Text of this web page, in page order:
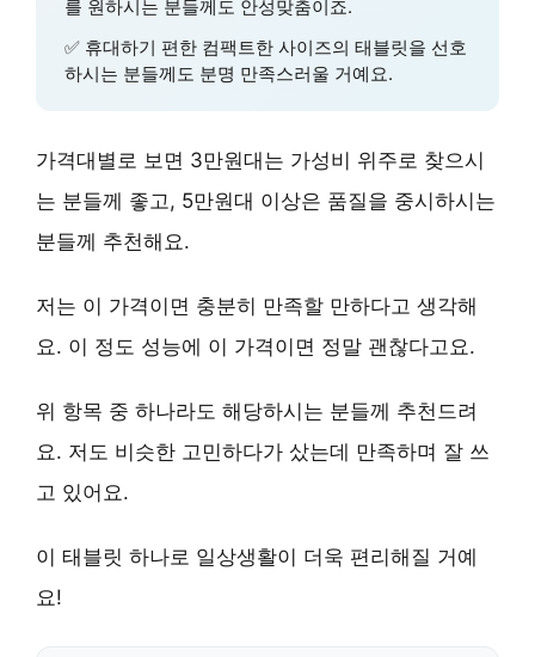
를 원하시는 분들께도 안성맞춤이죠.
✅ 휴대하기 편한 컴팩트한 사이즈의 태블릿을 선호
하시는 분들께도 분명 만족스러울 거예요.
가격대별로 보면 3만원대는 가성비 위주로 찾으시
는 분들께 좋고, 5만원대 이상은 품질을 중시하시는
분들께 추천해요.
저는 이 가격이면 충분히 만족할 만하다고 생각해
요. 이 정도 성능에 이 가격이면 정말 괜찮다고요.
위 항목 중 하나라도 해당하시는 분들께 추천드려
요. 저도 비슷한 고민하다가 샀는데 만족하며 잘 쓰
고 있어요.
이 태블릿 하나로 일상생활이 더욱 편리해질 거예
요!